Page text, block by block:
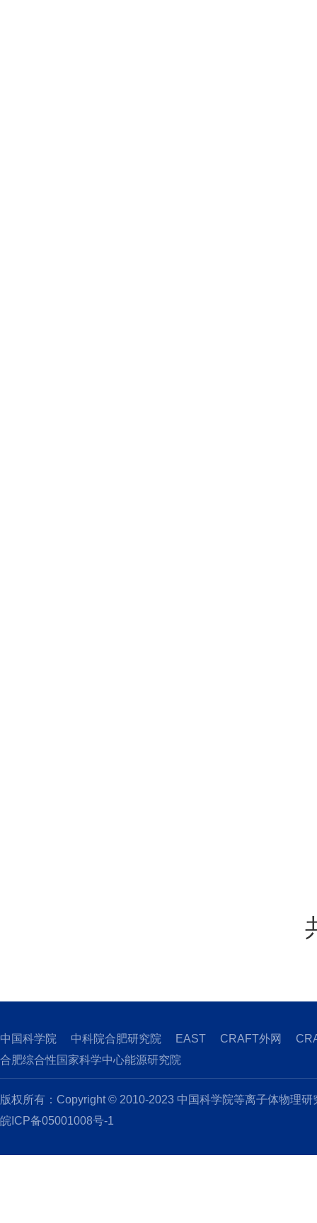
中国科学院 中科院合肥研究院 EAST CRAFT外网
合肥综合性国家科学中心能源研究院
版权所有：Copyright © 2010-2023 中国科学院等离子体物理
皖ICP备05001008号-1